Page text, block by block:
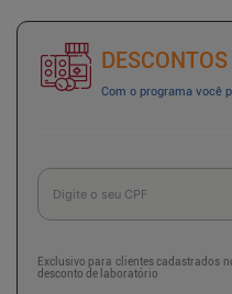
Com o programa você
Exclusivo para clientes cadastrados
desconto de laboratório